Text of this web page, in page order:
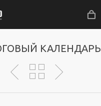
КАЛЕНДАРЬ